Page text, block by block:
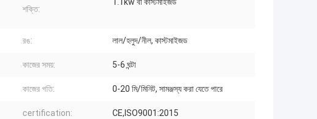
শক্তি:
1.1kw বা কাস্টমাইজড
রঙ: লাল/হলুদ/নীল, কাস্টমাইজড
কাজের সময়: 5-6 ঘন্টা
কাজের গতি: 0-20 মি/মিনিট, সামঞ্জস্য করা যেতে পারে
certification: CE,ISO9001:2015